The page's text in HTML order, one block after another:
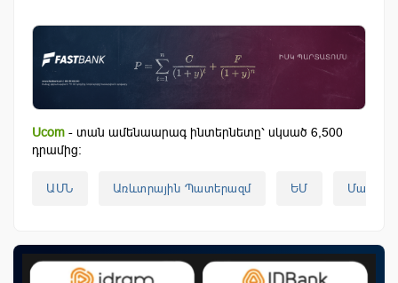
Ucom - տան ամենաարագ ինտերնետը՝ սկսած 6,500
դրամից:
ԱՄՆ Առևտրային Պատերազմ ԵՄ